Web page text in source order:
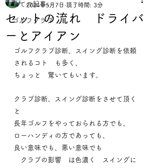
全ての記事
ゴルフクラブ
セットの流れ ドライバ
ーとアイアン
2024年5月7日 読了時間: 3分
ゴルフクラブ診断、スイング診断を依頼
されるコト　も多く、
ちょっと　驚いてもいます。
クラブ診断、スイング診断をさせて頂く
と
長年ゴルフをやっておられる方でも、
ローハンディの方であっても、
良い意味でも、悪い意味でも
クラブの影響　は色濃く　スイングに